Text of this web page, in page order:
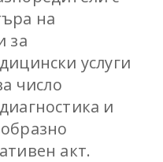
на
за
услуги
число
и
акт.